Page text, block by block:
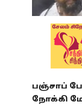
பஞ்சாப்
நோக்கி